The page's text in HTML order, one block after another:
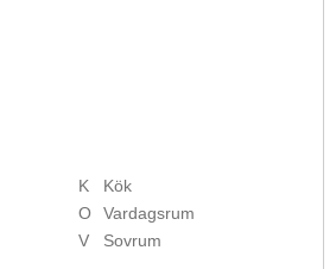
K
Kök
O
Vardagsrum
V
Sovrum